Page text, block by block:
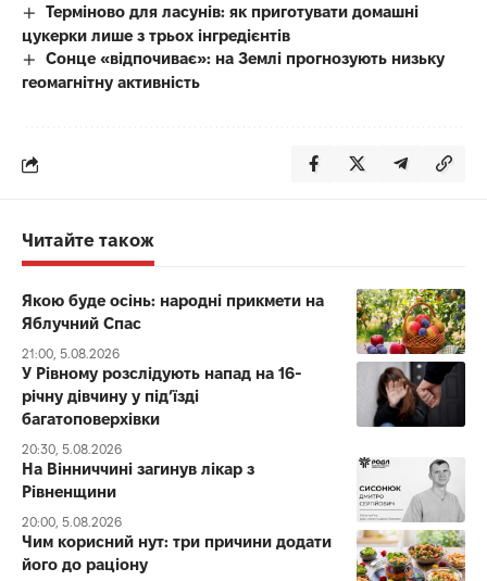
Терміново для ласунів: як приготувати домашні
цукерки лише з трьох інгредієнтів
Сонце «відпочиває»: на Землі прогнозують низьку
геомагнітну активність
Читайте також
Якою буде осінь: народні прикмети на
Яблучний Спас
21:00, 5.08.2026
У Рівному розслідують напад на 16-
річну дівчину у під’їзді
багатоповерхівки
20:30, 5.08.2026
На Вінниччині загинув лікар з
Рівненщини
20:00, 5.08.2026
Чим корисний нут: три причини додати
його до раціону